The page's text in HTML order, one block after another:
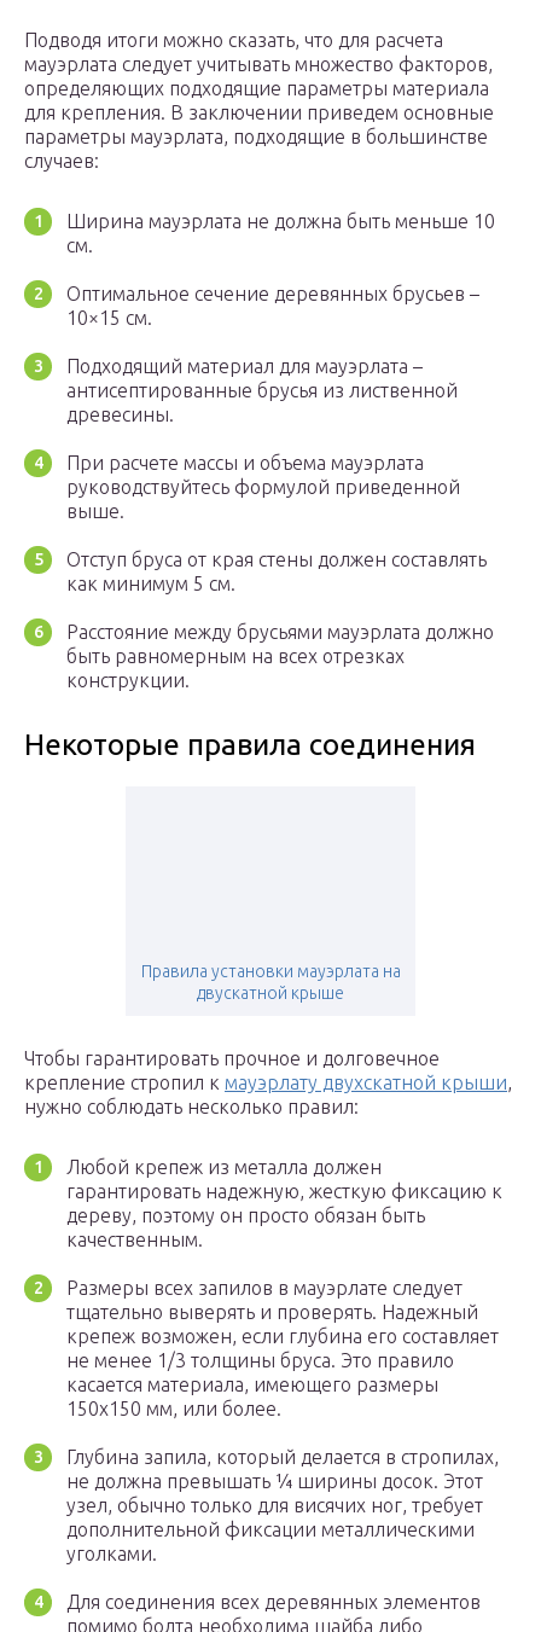
Подводя итоги можно сказать, что для расчета
мауэрлата следует учитывать множество факторов,
определяющих подходящие параметры материала
для крепления. В заключении приведем основные
параметры мауэрлата, подходящие в большинстве
случаев:
Ширина мауэрлата не должна быть меньше 10
см.
Оптимальное сечение деревянных брусьев –
10×15 см.
Подходящий материал для мауэрлата –
антисептированные брусья из лиственной
древесины.
При расчете массы и объема мауэрлата
руководствуйтесь формулой приведенной
выше.
Отступ бруса от края стены должен составлять
как минимум 5 см.
Расстояние между брусьями мауэрлата должно
быть равномерным на всех отрезках
конструкции.
Некоторые правила соединения
Правила установки мауэрлата на
двускатной крыше
Чтобы гарантировать прочное и долговечное
крепление стропил к мауэрлату двухскатной крыши,
нужно соблюдать несколько правил:
Любой крепеж из металла должен
гарантировать надежную, жесткую фиксацию к
дереву, поэтому он просто обязан быть
качественным.
Размеры всех запилов в мауэрлате следует
тщательно выверять и проверять. Надежный
крепеж возможен, если глубина его составляет
не менее 1/3 толщины бруса. Это правило
касается материала, имеющего размеры
150х150 мм, или более.
Глубина запила, который делается в стропилах,
не должна превышать ¼ ширины досок. Этот
узел, обычно только для висячих ног, требует
дополнительной фиксации металлическими
уголками.
Для соединения всех деревянных элементов
помимо болта необходима шайба либо